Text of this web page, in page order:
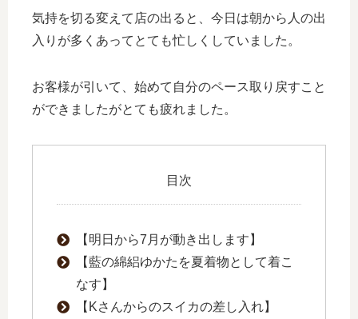
気持を切る変えて店の出ると、今日は朝から人の出
入りが多くあってとても忙しくしていました。
お客様が引いて、始めて自分のペース取り戻すこと
ができましたがとても疲れました。
目次
【明日から7月が動き出します】
【藍の綿絽ゆかたを夏着物として着こ
なす】
【Kさんからのスイカの差し入れ】